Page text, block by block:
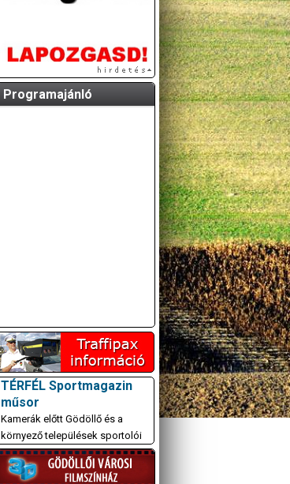
Programajánló
A GÖDÖLLŐI ÉS
KÖRNYÉKBELI
KULTURÁLIS- ÉS
SPORTPROGRAMOKAT
KÖZÖSSÉGI
OLDALUNKON TESSZÜK
KÖZZÉ!
TÉRFÉL Sportmagazin
műsor
Kamerák előtt Gödöllő és a
környező települések sportolói